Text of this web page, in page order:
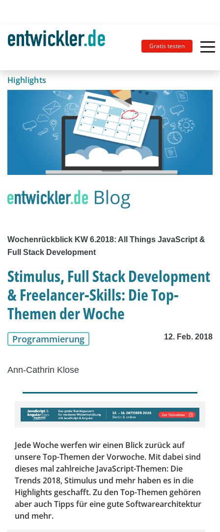
Gratis testen
Highlights
Wochenrückblick KW 6.2018: All Things JavaScript &
Full Stack Development
Stimulus, Full Stack Development
& Freelancer-Skills: Die Top-
Themen der Woche
Programmierung 12. Feb. 2018
Ann-Cathrin Klose
Jede Woche werfen wir einen Blick zurück auf
unsere Top-Themen der Vorwoche. Mit dabei sind
dieses mal zahlreiche JavaScript-Themen: Die
Trends 2018, Stimulus und mehr haben es in die
Highlights geschafft. Zu den Top-Themen gehören
aber auch Tipps für eine gute Softwarearchitektur
und mehr.